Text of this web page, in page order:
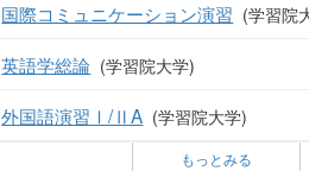
国際コミュニケーション演習 (学習院
英語学総論 (学習院大学)
外国語演習Ⅰ/ⅡA (学習院大学)
もっとみる